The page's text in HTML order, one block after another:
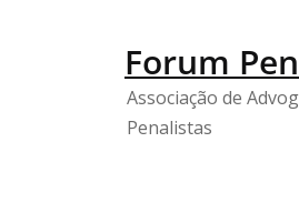
Forum
Associação de
Penalistas